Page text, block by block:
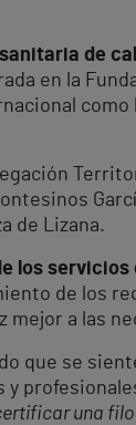
de
en la
como
de Lizana.
los
de los
a las
que se
y
una